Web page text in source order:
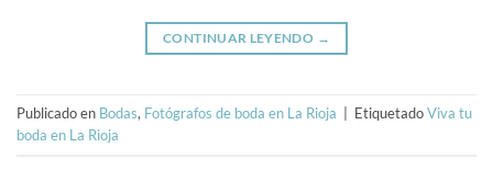
CONTINUAR LEYENDO →
Publicado en Bodas, Fotógrafos de boda en La Rioja EtiquetadoViva tu
boda en La Rioja